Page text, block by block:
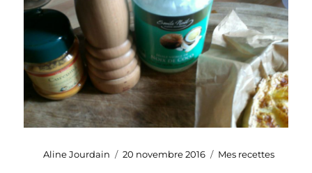
Auteur
Aline Jourdain
Publié
20 novembre 2016 Catégories
Mes recettes